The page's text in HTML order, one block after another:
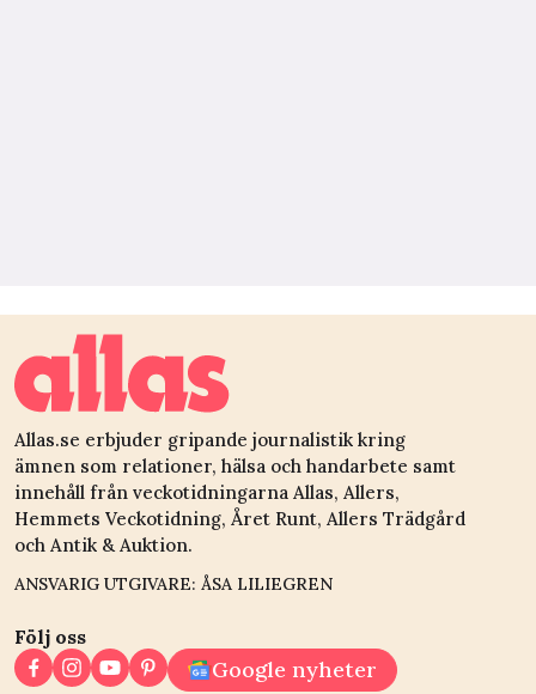
Allas.se erbjuder gripande journalistik kring
ämnen som relationer, hälsa och handarbete samt
innehåll från veckotidningarna Allas, Allers,
Hemmets Veckotidning, Året Runt, Allers Trädgård
och Antik & Auktion.
ANSVARIG UTGIVARE: ÅSA LILIEGREN
Följ oss
Google nyheter